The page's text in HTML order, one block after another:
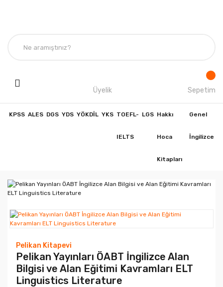
Üyelik Sepetim
KPSS ALES DGS YDS YÖKDİL YKS TOEFL-
IELTS
LGS Hakkı
Hoca
Kitapları
Genel
İngilizce
Pelikan Kitapevi
Pelikan Yayınları ÖABT İngilizce Alan
Bilgisi ve Alan Eğitimi Kavramları ELT
Linguistics Literature